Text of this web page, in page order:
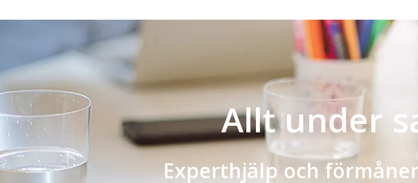
Allt under
Experthjälp och